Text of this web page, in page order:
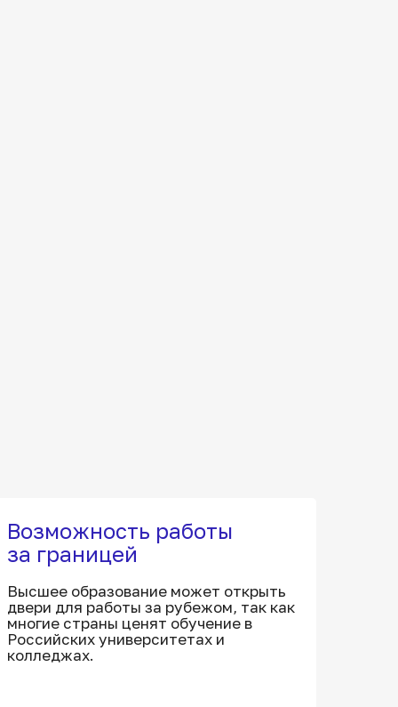
Возможность работы
за границей
Высшее образование может открыть
двери для работы за рубежом, так как
многие страны ценят обучение в
Российских университетах и
колледжах.